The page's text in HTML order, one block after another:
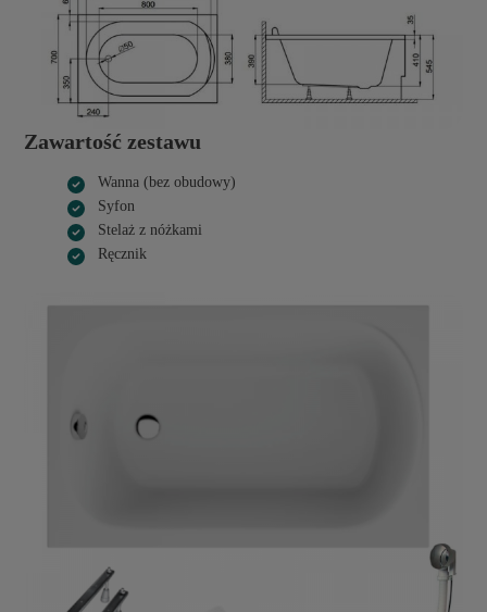
Zawartość zestawu
Wanna (bez obudowy)
Syfon
Stelaż z nóżkami
Ręcznik